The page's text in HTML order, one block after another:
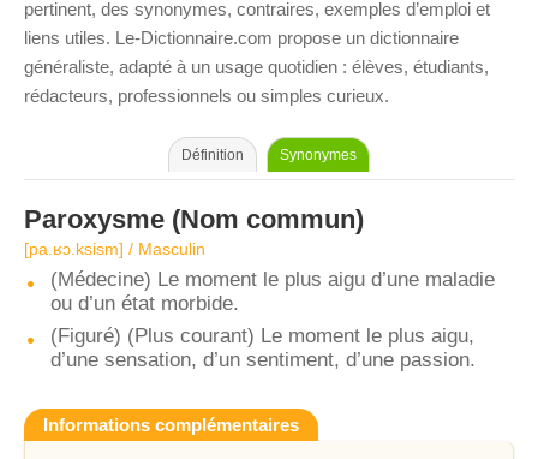
pertinent, des synonymes, contraires, exemples d’emploi et
liens utiles. Le-Dictionnaire.com propose un dictionnaire
généraliste, adapté à un usage quotidien : élèves, étudiants,
rédacteurs, professionnels ou simples curieux.
Définition Synonymes
Paroxysme (Nom commun)
[pa.ʁɔ.ksism] / Masculin
(Médecine) Le moment le plus aigu d’une maladie
ou d’un état morbide.
(Figuré) (Plus courant) Le moment le plus aigu,
d’une sensation, d’un sentiment, d’une passion.
Informations complémentaires